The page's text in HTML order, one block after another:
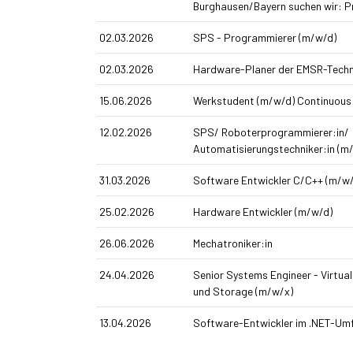
Burghausen/Bayern suchen wir:
02.03.2026 SPS - Programmierer (m/w/d)
02.03.2026 Hardware-Planer der EMSR-
15.06.2026 Werkstudent (m/w/d)
12.02.2026
SPS/ Roboterprogrammierer:in/
Automatisierungstechniker:in
31.03.2026 Software Entwickler C/C++ (m/
25.02.2026 Hardware Entwickler (m/w/d)
26.06.2026 Mechatroniker:in
24.04.2026
Senior Systems Engineer -
und Storage (m/w/x)
13.04.2026 Software-Entwickler im .NET-